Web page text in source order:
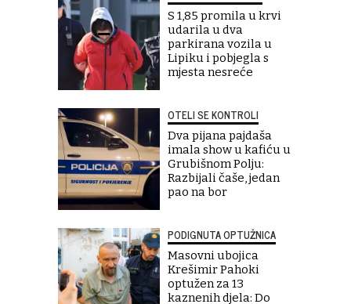
S 1,85 promila u krvi
udarila u dva
parkirana vozila u
Lipiku i pobjegla s
mjesta nesreće
OTELI SE KONTROLI
Dva pijana pajdaša
imala show u kafiću u
Grubišnom Polju:
Razbijali čaše, jedan
pao na bor
PODIGNUTA OPTUŽNICA
Masovni ubojica
Krešimir Pahoki
optužen za 13
kaznenih djela: Do